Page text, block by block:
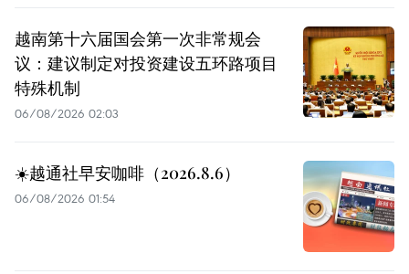
越南第十六届国会第一次非常规会
议：建议制定对投资建设五环路项目
特殊机制
06/08/2026 02:03
☀️越通社早安咖啡（2026.8.6）
06/08/2026 01:54